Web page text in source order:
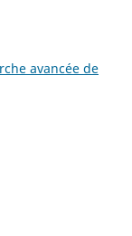
avancée de